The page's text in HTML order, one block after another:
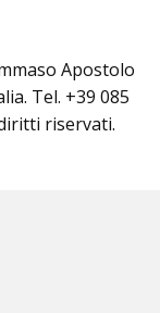
Apostolo
Tel. +39 085
riservati.